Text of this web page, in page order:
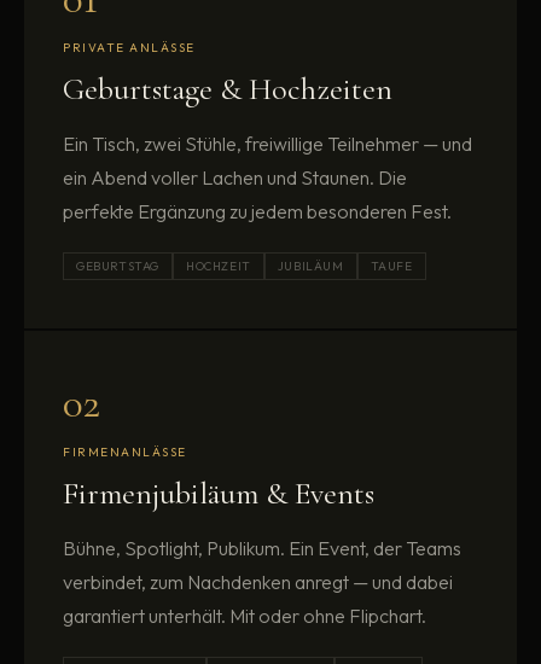
PRIVATE ANLÄSSE
Geburtstage & Hochzeiten
Ein Tisch, zwei Stühle, freiwillige Teilnehmer — und
ein Abend voller Lachen und Staunen. Die
perfekte Ergänzung zu jedem besonderen Fest.
GEBURTSTAG HOCHZEIT JUBILÄUM TAUFE
02
FIRMENANLÄSSE
Firmenjubiläum & Events
Bühne, Spotlight, Publikum. Ein Event, der Teams
verbindet, zum Nachdenken anregt — und dabei
garantiert unterhält. Mit oder ohne Flipchart.